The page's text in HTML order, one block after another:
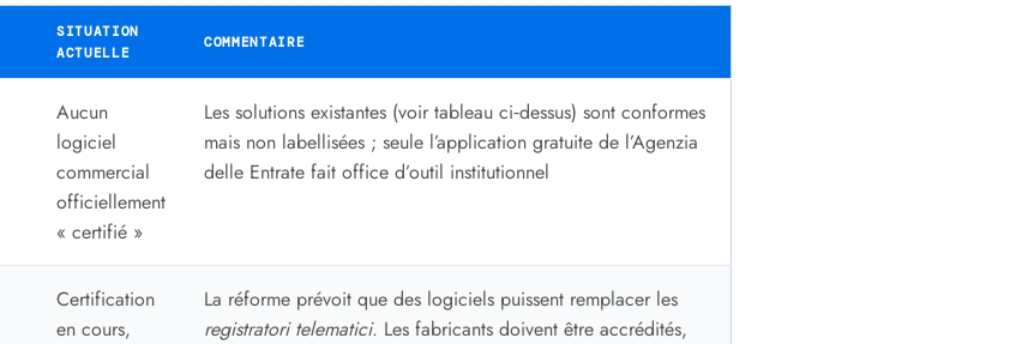
SITUATION
ACTUELLE
COMMENTAIRE
Aucun
logiciel
commercial
officiellement
« certifié »
Les solutions existantes (voir tableau ci‑dessus) sont conformes
mais non labellisées ; seule l’application gratuite de l’Agenzia
delle Entrate fait office d’outil institutionnel
Certification
en cours,
La réforme prévoit que des logiciels puissent remplacer les
registratori telematici. Les fabricants doivent être accrédités,